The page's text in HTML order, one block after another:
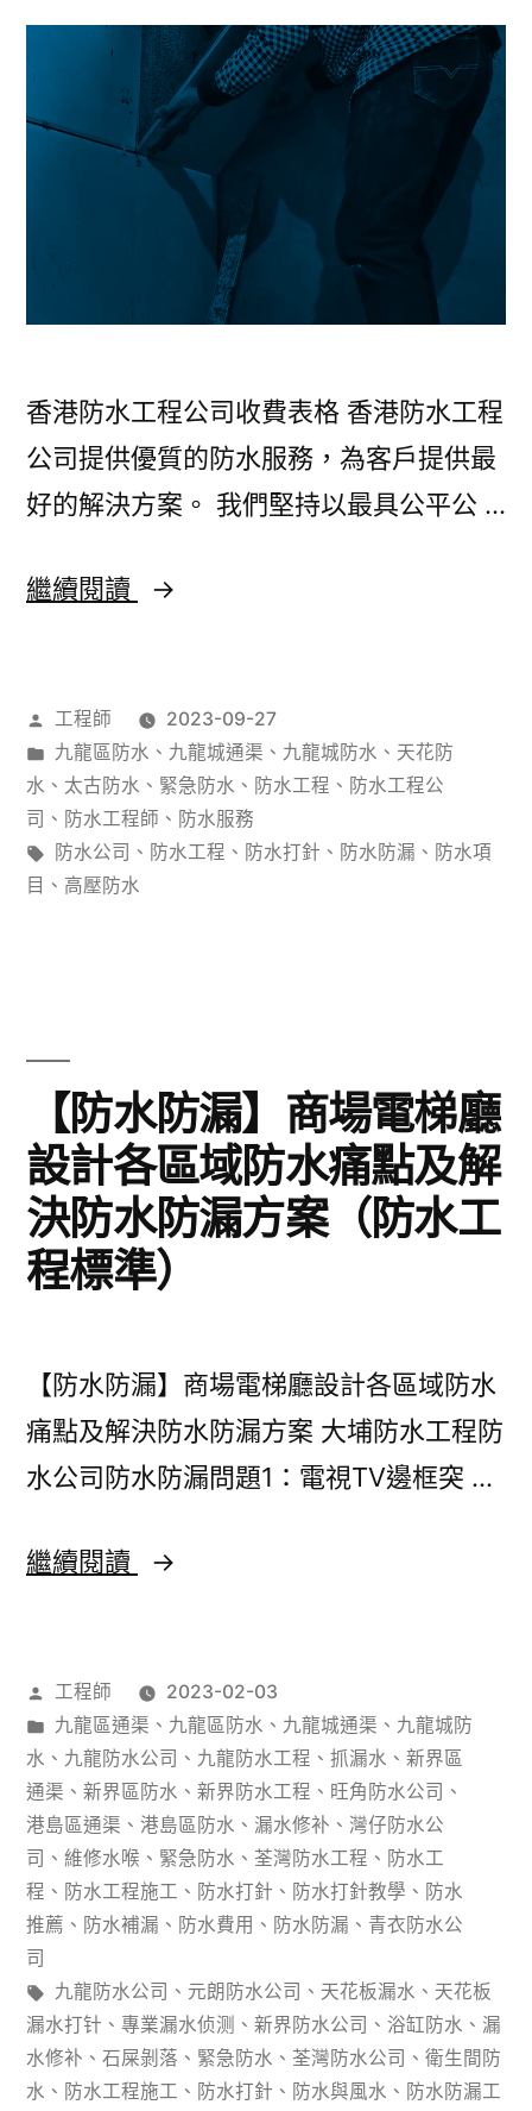
樣
做
到
一
香港防水工程公司收費表格 香港防水工程
公司提供優質的防水服務，為客戶提供最
好的解決方案。 我們堅持以最具公平公 …
繼續閱讀
香
水
工
程
公
程
收
費
標
準
作
者：
工程師
2023-09-27
分
類：
九龍區防水 、 九龍城通渠 、 九龍城防水 、 天花防
水 、 太古防水 、 緊急防水 、 防水工程 、 防水工程公
司 、 防水工程師 、 防水服務
標
籤:
防水公司 、 防水工程 、 防水打針 、 防水防漏 、 防水項
目 、 高壓防水
【防水防漏】商場電梯廳
設計各區域防水痛點及解
決防水防漏方案（防水工
程標準）
【防水防漏】商場電梯廳設計各區域防水
痛點及解決防水防漏方案 大埔防水工程防
水公司防水防漏問題1：電視TV邊框突 …
繼續閱讀
【防
漏】
商
場
電
梯
廳
設
計
各
作
者：
工程師
2023-02-03
分
類：
九龍區通渠 、 九龍區防水 、 九龍城通渠 、 九龍城防
水 、 九龍防水公司 、 九龍防水工程 、 抓漏水 、 新界區
通渠 、 新界區防水 、 新界防水工程 、 旺角防水公司 、
港島區通渠 、 港島區防水 、 漏水修补 、 灣仔防水公
司 、 維修水喉 、 緊急防水 、 荃灣防水工程 、 防水工
程 、 防水工程施工 、 防水打針 、 防水打針教學 、 防水
推薦 、 防水補漏 、 防水費用 、 防水防漏 、 青衣防水公
司
標
籤:
九龍防水公司 、 元朗防水公司 、 天花板漏水 、 天花板
漏水打针 、 專業漏水侦测 、 新界防水公司 、 浴缸防水 、 漏
水修补 、 石屎剝落 、 緊急防水 、 荃灣防水公司 、 衛生間防
水 、 防水工程施工 、 防水打針 、 防水與風水 、 防水防漏工